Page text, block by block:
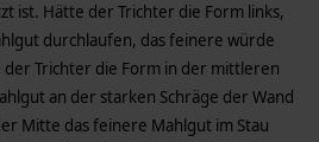
ist. Hätte der Trichter die Form links,
durchlaufen, das feinere würde
der Trichter die Form in der mittleren
an der starken Schräge der Wand
Mitte das feinere Mahlgut im Stau